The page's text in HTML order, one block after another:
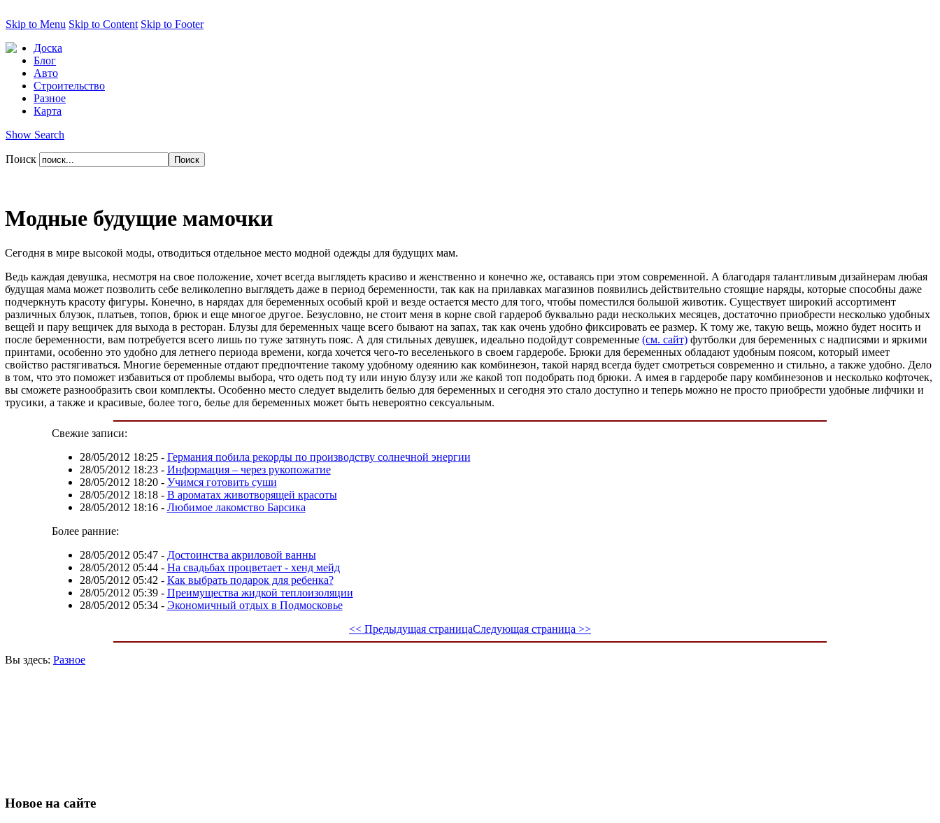
Skip to Menu Skip to Content Skip to Footer
Доска
Блог
Авто
Строительство
Разное
Карта
Show Search
Поиск
Модные будущие мамочки
Сегодня в мире высокой моды, отводиться отдельное место модной одежды для будущих мам.
Ведь каждая девушка, несмотря на свое положение, хочет всегда выглядеть красиво и женственно и конечно же, оставаясь при этом современной. А благодаря талантливым дизайнерам любая
будущая мама может позволить себе великолепно выглядеть даже в период беременности, так как на прилавках магазинов появились действительно стоящие наряды, которые способны даже
подчеркнуть красоту фигуры. Конечно, в нарядах для беременных особый крой и везде остается место для того, чтобы поместился большой животик. Существует широкий ассортимент
различных блузок, платьев, топов, брюк и еще многое другое. Безусловно, не стоит меня в корне свой гардероб буквально ради нескольких месяцев, достаточно приобрести несколько удобных
вещей и пару вещичек для выхода в ресторан. Блузы для беременных чаще всего бывают на запах, так как очень удобно фиксировать ее размер. К тому же, такую вещь, можно будет носить и
после беременности, вам потребуется всего лишь по туже затянуть пояс. А для стильных девушек, идеально подойдут современные (см. сайт) футболки для беременных с надписями и яркими
принтами, особенно это удобно для летнего периода времени, когда хочется чего-то веселенького в своем гардеробе. Брюки для беременных обладают удобным поясом, который имеет
свойство растягиваться. Многие беременные отдают предпочтение такому удобному одеянию как комбинезон, такой наряд всегда будет смотреться современно и стильно, а также удобно. Дело
в том, что это поможет избавиться от проблемы выбора, что одеть под ту или иную блузу или же какой топ подобрать под брюки. А имея в гардеробе пару комбинезонов и несколько кофточек,
вы сможете разнообразить свои комплекты. Особенно место следует выделить белью для беременных и сегодня это стало доступно и теперь можно не просто приобрести удобные лифчики и
трусики, а также и красивые, более того, белье для беременных может быть невероятно сексуальным.
Свежие записи:
28/05/2012 18:25- Германия побила рекорды по производству солнечной энергии
28/05/2012 18:23- Информация – через рукопожатие
28/05/2012 18:20- Учимся готовить суши
28/05/2012 18:18- В ароматах животворящей красоты
28/05/2012 18:16- Любимое лакомство Барсика
Более ранние:
28/05/2012 05:47- Достоинства акриловой ванны
28/05/2012 05:44- На свадьбах процветает - хенд мейд
28/05/2012 05:42 - Как выбрать подарок для ребенка?
28/05/2012 05:39- Преимущества жидкой теплоизоляции
28/05/2012 05:34- Экономичный отдых в Подмосковье
<< Предыдущая страницаСледующая страница >>
Вы здесь: Разное
Новое на сайте